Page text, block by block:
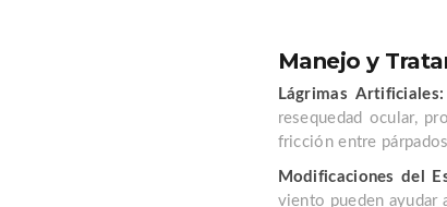
Manejo y
Lágrimas Artificiales:
resequedad ocular,
fricción entre
Modificaciones del
viento pueden ayudar